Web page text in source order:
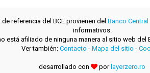
referencia del BCE provienen del Banco Central
informativos.
está afiliado de ninguna manera al sitio web del
Ver también: Contacto - Mapa del sitio -
desarrollado con por layerzero.ro